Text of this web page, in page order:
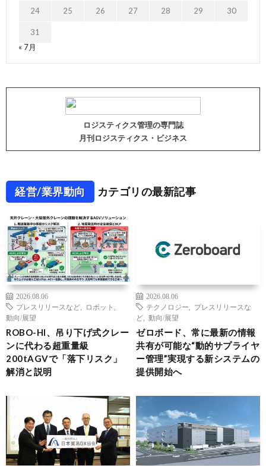
24 25 26 27 28 29 30
31
« 7月
ロジスティクス管理の専門誌
月刊ロジスティクス・ビジネス
経営/業界動向 カテゴリの最新記事
2026.08.06
プレスリリースなど
ロボット
動向/展望
ROBO-HI、吊り下げ式クレー
ンに代わる超重量級
200tAGVで「落下リスク」
解消と説明
2026.08.06
テクノロジー
プレスリリースな
ど
動向/展望
ゼロボード、常に最新の情報
共有が可能な“動的サプライヤ
ー管理”実現する新システムの
提供開始へ